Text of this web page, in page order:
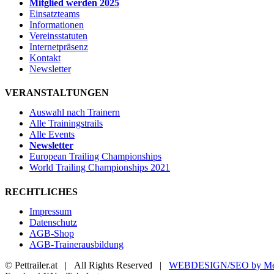
Mitglied werden 2025
Einsatzteams
Informationen
Vereinsstatuten
Internetpräsenz
Kontakt
Newsletter
VERANSTALTUNGEN
Auswahl nach Trainern
Alle Trainingstrails
Alle Events
Newsletter
European Trailing Championships
World Trailing Championships 2021
RECHTLICHES
Impressum
Datenschutz
AGB-Shop
AGB-Trainerausbildung
© Pettrailer.at | All Rights Reserved | WEBDESIGN/SEO by